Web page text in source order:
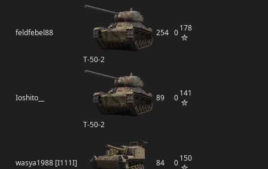
feldfebel88
Т-50-2
254 0178
Ioshito__
Т-50-2
89 0141
wasya1988 [I111I] 84 0150